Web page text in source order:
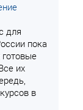
для
пока
их
в